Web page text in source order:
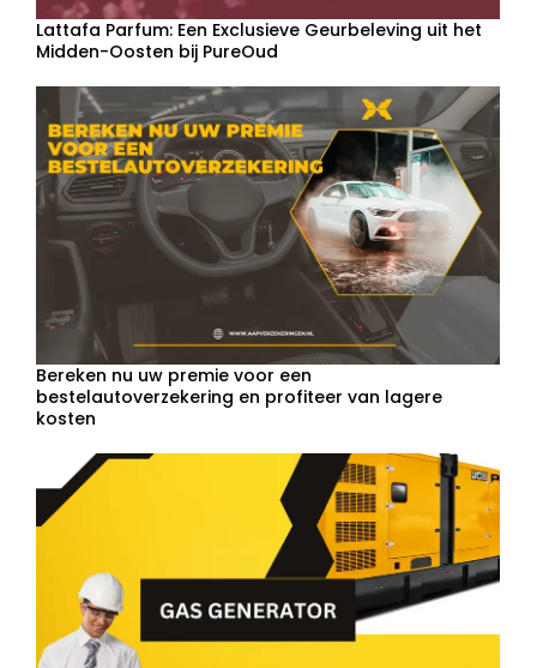
Lattafa Parfum: Een Exclusieve Geurbeleving uit het
Midden-Oosten bij PureOud
Bereken nu uw premie voor een
bestelautoverzekering en profiteer van lagere
kosten